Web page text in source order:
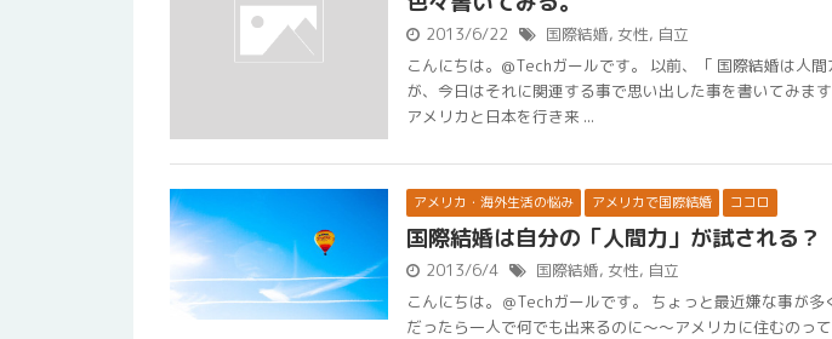
2013/6/22 国際結婚, 女性, 自立
こんにちは。@Techガールです。 以前、「 国際結婚は人
が、今日はそれに関連する事で思い出した事を書いてみま
アメリカと日本を行き来 ...
アメリカ・海外生活の悩み アメリカで国際結婚 ココロ
国際結婚は自分の「人間力」が試される？
2013/6/4 国際結婚, 女性, 自立
こんにちは。＠Techガールです。 ちょっと最近嫌な事が
だったら一人で何でも出来るのに〜〜アメリカに住むのっ